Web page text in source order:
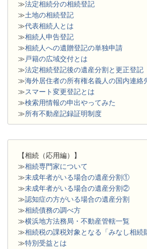
≫法定相続分の相続登記
≫土地の相続登記
≫代表相続人とは
≫相続人申告登記
≫相続人への遺贈登記の単独申請
≫ 戸籍の広域交付とは
≫法定相続登記後の遺産分割と更正登記
≫海外居住者の所有権名義人の国内連絡
≫スマート変更登記とは
≫検索用情報の申出やってみた
≫所有不動産記録証明制度
【相続（応用編）】
≫相続専門家について
≫未成年者がいる場合の遺産分割①
≫未成年者がいる場合の遺産分割②
≫認知症の方がいる場合の遺産分割
≫相続債務の調べ方
≫横浜地方法務局・不動産管轄一覧
≫相続税の課税対象となる「みなし相続
≫特別受益とは